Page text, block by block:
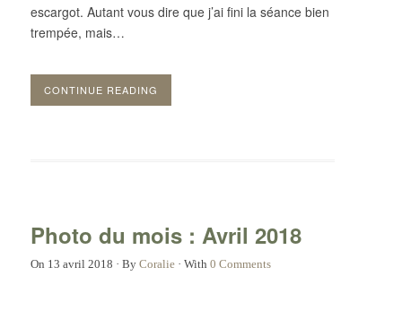
escargot. Autant vous dire que j’ai fini la séance bien
trempée, mais…
CONTINUE READING
Photo du mois : Avril 2018
On 13 avril 2018 · By Coralie· With 0 Comments